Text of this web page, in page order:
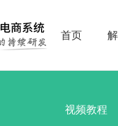
首页
视频教程